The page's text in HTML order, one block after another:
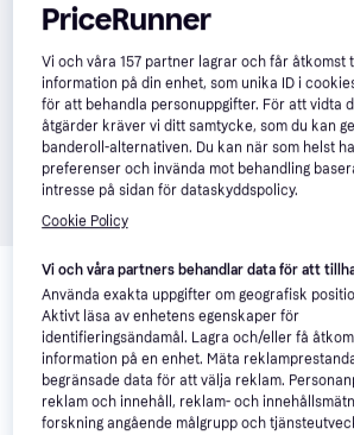
Relaterade produkter
Vi har plockat fram ett urval av produkter
intressera dig. Visa alla
-16%
PriceRunner
Vi och våra157 partner lagrar och får åtkomst
information på din enhet, som unika ID i
för att behandla personuppgifter. För att vidta
åtgärder kräver vi ditt samtycke, som du kan
banderoll-alternativen. Du kan när som helst
preferenser och invända mot behandling
intresse på sidan för dataskyddspolicy.
Cookie Policy
Vi och våra partners behandlar data för att
Använda exakta uppgifter om geografisk
Aktivt läsa av enhetens egenskaper för
identifieringsändamål. Lagra och/eller få
information på en enhet. Mäta
begränsade data för att välja reklam.
reklam och innehåll, reklam- och
forskning angående målgrupp och